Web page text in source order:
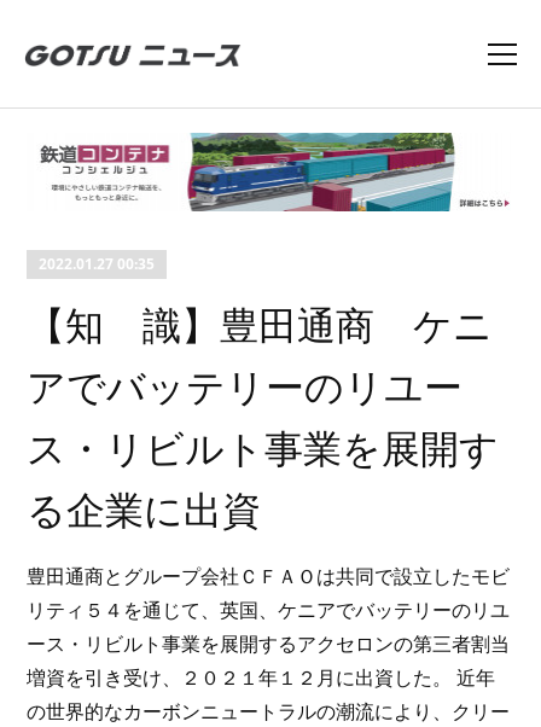
2022.01.27 00:35
【知 識】豊田通商 ケニ
アでバッテリーのリユー
ス・リビルト事業を展開す
る企業に出資
豊田通商とグループ会社ＣＦＡＯは共同で設立したモビ
リティ５４を通じて、英国、ケニアでバッテリーのリユ
ース・リビルト事業を展開するアクセロンの第三者割当
増資を引き受け、２０２１年１２月に出資した。 近年
の世界的なカーボンニュートラルの潮流により、クリー